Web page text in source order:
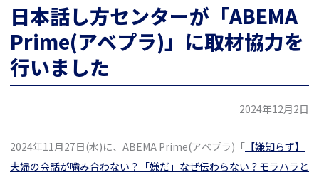
日本話し方センターが「ABEMA
Prime(アベプラ)」に取材協力を
行いました
2024年12月2日
2024年11月27日(水)に、ABEMA Prime(アベプラ)「 【嫌知らず】
夫婦の会話が噛み合わない？「嫌だ」なぜ伝わらない？モラハラと